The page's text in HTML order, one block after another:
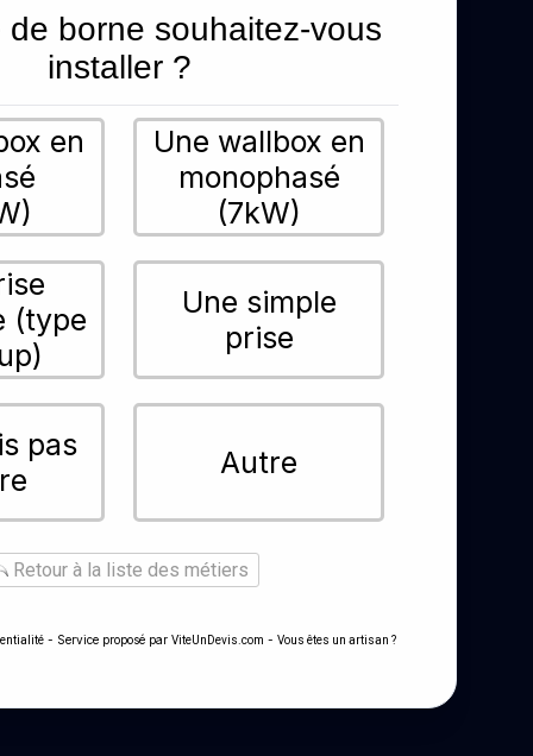
de borne souhaitez-vous
installer ?
en
Une wallbox en
monophasé
(7kW)
(type
Une simple
prise
pas
Autre
Retour à la liste des métiers
- Service proposé par ViteUnDevis.com - Vous êtes un artisan ?